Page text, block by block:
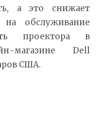
а это снижает
обслуживание
проектора в
магазине Dell
США.